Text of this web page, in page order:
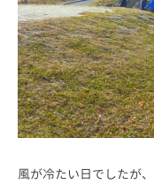
風が冷たい日でしたが、